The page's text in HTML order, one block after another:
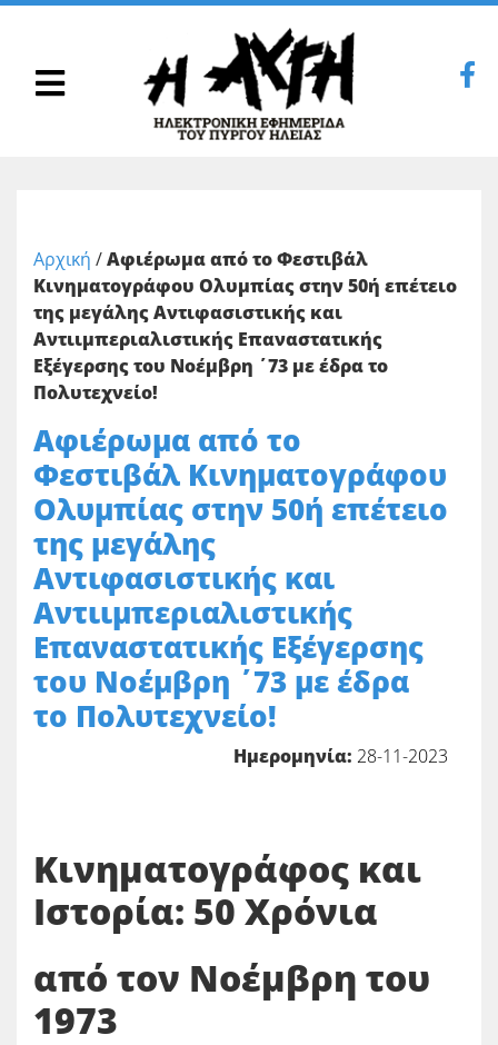
Αρχική /Αφιέρωμα από το Φεστιβάλ
Κινηματογράφου Ολυμπίας στην 50ή επέτειο
της μεγάλης Αντιφασιστικής και
Αντιιμπεριαλιστικής Επαναστατικής
Εξέγερσης του Νοέμβρη ΄73 με έδρα το
Πολυτεχνείο!
Αφιέρωμα από το
Φεστιβάλ Κινηματογράφου
Ολυμπίας στην 50ή επέτειο
της μεγάλης
Αντιφασιστικής και
Αντιιμπεριαλιστικής
Επαναστατικής Εξέγερσης
του Νοέμβρη ΄73 με έδρα
το Πολυτεχνείο!
Ημερομηνία: 28-11-2023
Κινηματογράφος και
Ιστορία: 50 Χρόνια
από τον Νοέμβρη του
1973